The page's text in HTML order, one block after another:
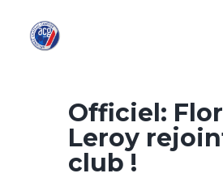
Officiel:
Leroy
club !